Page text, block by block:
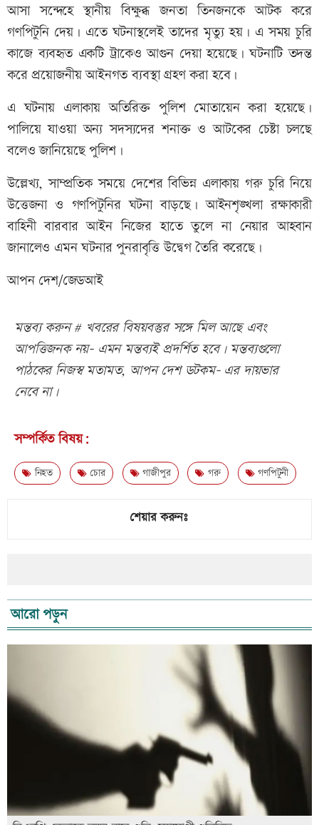
আসা সন্দেহে স্থানীয় বিক্ষুব্ধ জনতা তিনজনকে আটক করে
গণপিটুনি দেয়। এতে ঘটনাস্থলেই তাদের মৃত্যু হয়। এ সময় চুরি
কাজে ব্যবহৃত একটি ট্রাকেও আগুন দেয়া হয়েছে। ঘটনাটি তদন্ত
করে প্রয়োজনীয় আইনগত ব্যবস্থা গ্রহণ করা হবে।
এ ঘটনায় এলাকায় অতিরিক্ত পুলিশ মোতায়েন করা হয়েছে।
পালিয়ে যাওয়া অন্য সদস্যদের শনাক্ত ও আটকের চেষ্টা চলছে
বলেও জানিয়েছে পুলিশ।
উল্লেখ্য, সাম্প্রতিক সময়ে দেশের বিভিন্ন এলাকায় গরু চুরি নিয়ে
উত্তেজনা ও গণপিটুনির ঘটনা বাড়ছে। আইনশৃঙ্খলা রক্ষাকারী
বাহিনী বারবার আইন নিজের হাতে তুলে না নেয়ার আহবান
জানালেও এমন ঘটনার পুনরাবৃত্তি উদ্বেগ তৈরি করেছে।
আপন দেশ/জেডআই
মন্তব্য করুন # খবরের বিষয়বস্তুর সঙ্গে মিল আছে এবং
আপত্তিজনক নয়- এমন মন্তব্যই প্রদর্শিত হবে। মন্তব্যগুলো
পাঠকের নিজস্ব মতামত, আপন দেশ ডটকম- এর দায়ভার
নেবে না।
সম্পর্কিত বিষয়:
নিহত চোর গাজীপুর গরু গণপিটুনী
শেয়ার করুনঃ
আরো পড়ুন